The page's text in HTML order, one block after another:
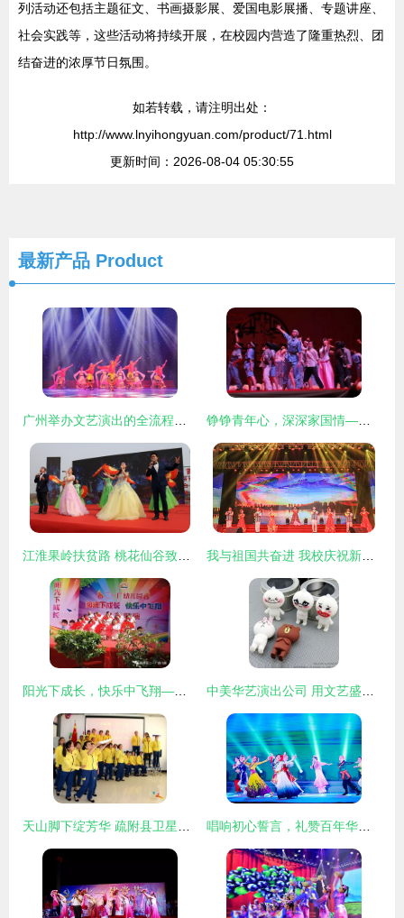
列活动还包括主题征文、书画摄影展、爱国电影展播、专题讲座、
社会实践等，这些活动将持续开展，在校园内营造了隆重热烈、团
结奋进的浓厚节日氛围。
如若转载，请注明出处：
http://www.lnyihongyuan.com/product/71.html
更新时间：2026-08-04 05:30:55
最新产品 Product